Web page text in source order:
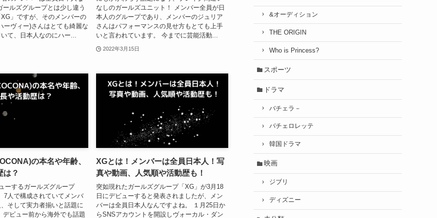
ールズグループとは少し違う
」ですが、そのメンバーの
ーヴィー)さんはとても綺麗な
て、日本人なのにハー...
なしのガールズユニット！ メンバー全員が日
本人のグループであり、メンバーのジュリア
さんはパフォーマンスの見せ方もとても上手
いと言われています。 今までに芸能活動...
2022年3月15日
の本名や年齢、
は？
ーするガールズグループ
7人で構成されていてメンバ
そして実力者揃いと話題に
デビュー前から海外でも話題
XGとは！メンバーは全員日本人！写
真や動画、人気順や活動歴も！
突如現れたガールズグループ「XG」が3月18
日にデビューすると発表されましたが、メン
バーは全員日本人なんですよね。 １月25日か
らSNSアカウントを開設しヴォーカル・ダン
&オーディション
THE ORIGIN
Who is Princess?
スポーツ
ドラマ
バチェラ－
バチェロレッテ
韓国ドラマ
映画
ジブリ
ディズニー